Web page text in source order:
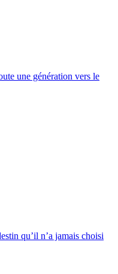
une génération vers le
qu’il n’a jamais choisi